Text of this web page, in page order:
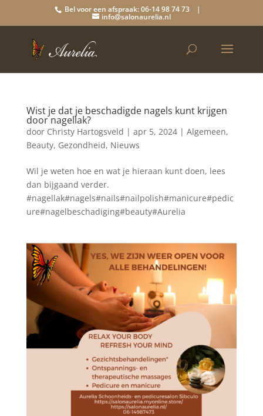
Bel voor een afspraak: 06-14 98 74 73 |
info@salonaurelia.nl
Wist je dat je beschadigde nagels kunt krijgen
door nagellak?
door Christy Hartogsveld | apr 5, 2024| Algemeen,
Beauty, Gezondheid, Nieuws
Wil je weten hoe en wat je hieraan kunt doen, lees
dan bijgaand verder.
#nagellak#nagels#nails#nailpolish#manicure#pedic
ure#nagelbeschadiging#beauty#Aurelia